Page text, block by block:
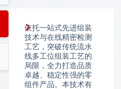
依托一站式先进组装
技术与在线精密检测
工艺，突破传统流水
线多工位组装工艺的
局限，全力打造品质
卓越、稳定性强的零
组件产品。本技术有